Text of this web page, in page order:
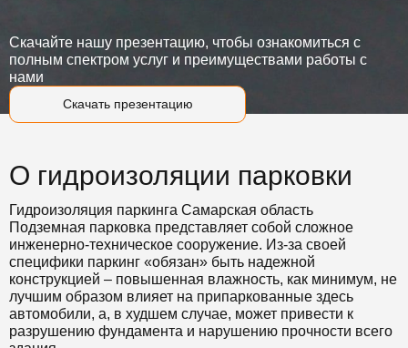
Скачать презентацию
Скачайте нашу презентацию, чтобы ознакомиться с
полным спектром услуг и преимуществами работы с
нами
О гидроизоляции парковки
Гидроизоляция паркинга Самарская область
Подземная парковка представляет собой сложное
инженерно-техническое сооружение. Из-за своей
специфики паркинг «обязан» быть надежной
конструкцией – повышенная влажность, как минимум, не
лучшим образом влияет на припаркованные здесь
автомобили, а, в худшем случае, может привести к
разрушению фундамента и нарушению прочности всего